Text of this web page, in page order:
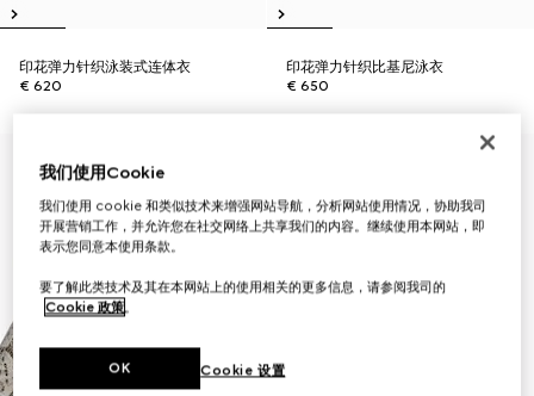
印花弹力针织泳装式连体衣
€ 620
印花弹力针织比基尼泳衣
€ 650
我们使用Cookie
我们使用 cookie 和类似技术来增强网站导航，分析网站使用情况，协助我司
开展营销工作，并允许您在社交网络上共享我们的内容。继续使用本网站，即
表示您同意本使用条款。
要了解此类技术及其在本网站上的使用相关的更多信息，请参阅我司的
Cookie 政策。
Cookie 设置
OK